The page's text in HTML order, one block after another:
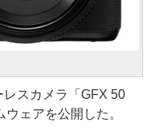
スカメラ「GFX 50
ェアを公開した。